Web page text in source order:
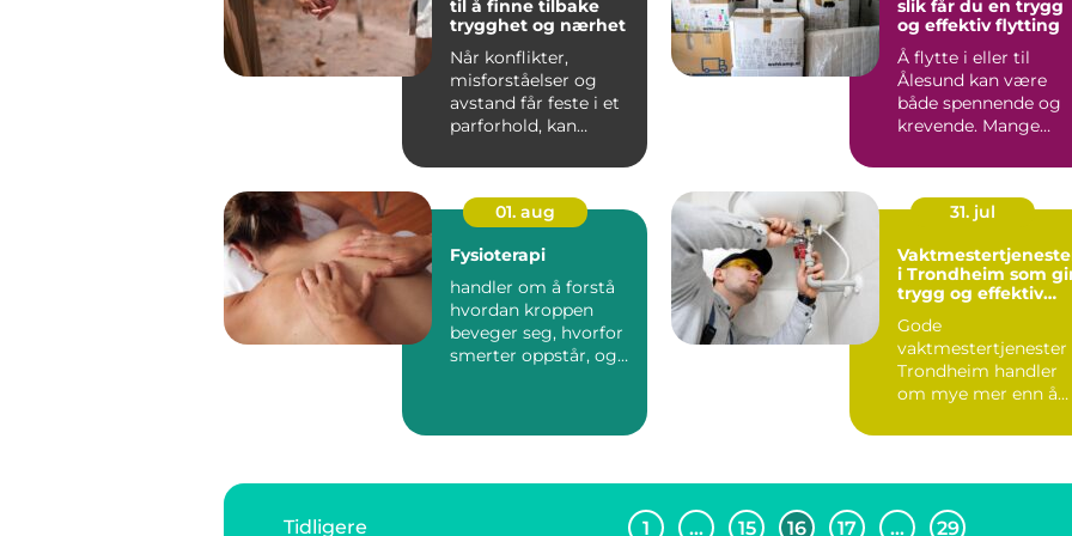
til å finne tilbake
trygghet og nærhet
Når konflikter,
misforståelser og
avstand får feste i et
parforhold, kan
utrygg o...
slik får du en trygg
og effektiv flytting
Å flytte i eller til
Ålesund kan være
både spennende og
krevende. Mange
mye tid,...
01. aug
Fysioterapi
handler om å forstå
hvordan kroppen
beveger seg, hvorfor
smerter oppstår, og
31. jul
i Trondheim som
trygg og effektiv
Gode
vaktmestertjenester
Trondheim handler
om mye mer enn å
rydde l...
Tidligere 1 … 15 16 17 … 29